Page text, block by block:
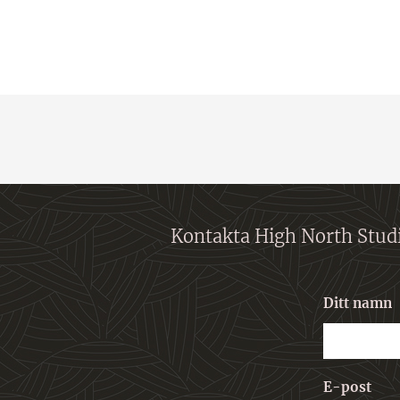
Kontakta High North
Ditt namn
E-post